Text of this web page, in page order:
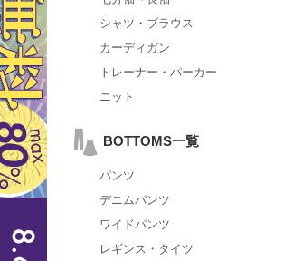
シャツ・ブラウス
カーディガン
トレーナー・パーカー
ニット
BOTTOMS一覧
パンツ
デニムパンツ
ワイドパンツ
レギンス・タイツ